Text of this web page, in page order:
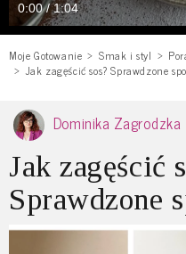
0:00 / 1:04
Moje Gotowanie Smak i styl
Jak zagęścić sos? Sprawdzone
Dominika Zagrodzka
Jak zagęścić
Sprawdzone